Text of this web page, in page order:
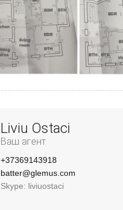
Liviu Ostaci
Ваш агент
+37369143918
batter@glemus.com
Skype: liviuostaci